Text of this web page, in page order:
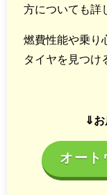
方についても詳
燃費性能や乗り
タイヤを見つけ
⇓お
オート